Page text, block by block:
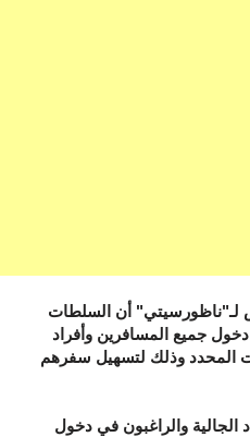
لـ"ناظورسيتي" أن السلطات
جميع المسافرين وأفراد
المحدد وذلك لتسهيل سفرهم
والراغبون في دخول